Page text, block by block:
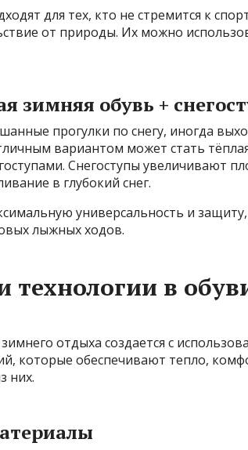
для тех, кто не стремится к
от природы. Их можно
зимняя обувь +
прогулки по снегу, иногда
вариантом может стать тёплая
Снегоступы увеличивают
в глубокий снег.
универсальность и
лыжных ходов.
технологии в
отдыха создается с
которые обеспечивают тепло,
них.